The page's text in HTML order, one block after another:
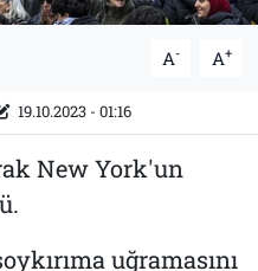
A- A+
19.10.2023 - 01:16
New York'un
uğramasını